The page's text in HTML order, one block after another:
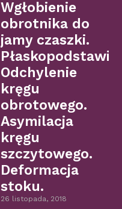
Wgłobienie
obrotnika do
jamy czaszki.
Płaskopodstawie.
Odchylenie
kręgu
obrotowego.
Asymilacja
kręgu
szczytowego.
Deformacja
stoku.
26 listopada, 2018